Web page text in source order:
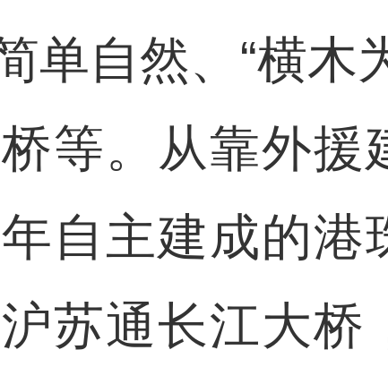
单自然、“横木
等。从靠外援
自主建成的港
苏通长江大桥